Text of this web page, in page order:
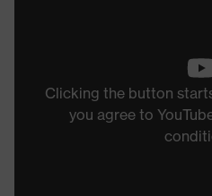
Clicking the button
you agree to